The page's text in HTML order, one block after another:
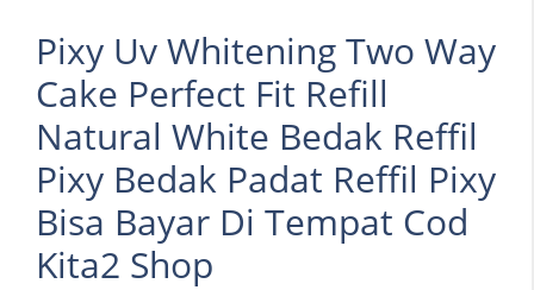
Pixy Uv Whitening Two Way
Cake Perfect Fit Refill
Natural White Bedak Reffil
Pixy Bedak Padat Reffil Pixy
Bisa Bayar Di Tempat Cod
Kita2 Shop